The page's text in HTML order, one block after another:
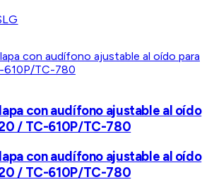
con audífono ajustable al oído
/ TC-610P/TC-780
con audífono ajustable al oído
/ TC-610P/TC-780